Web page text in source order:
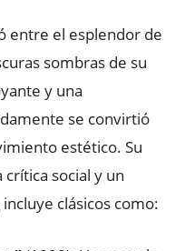
entre el esplendor de
sombras de su
y una
se convirtió
estético. Su
social y un
clásicos como: